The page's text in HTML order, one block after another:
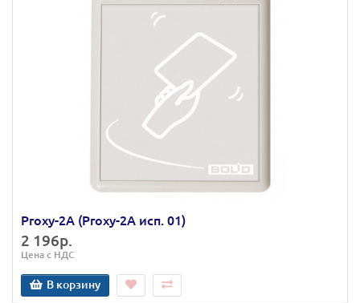
Proxy-2А (Proxy-2А исп. 01)
2 196р.
Цена с НДС
В корзину